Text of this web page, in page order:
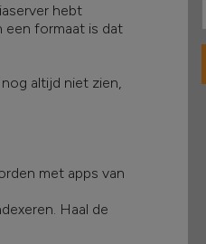
hebt
een formaat is dat
altijd niet zien,
met apps van
Haal de